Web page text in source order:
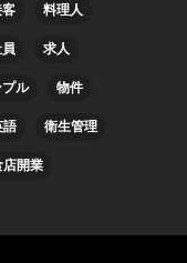
料理人
求人
ル 物件
語 衛生管理
店開業